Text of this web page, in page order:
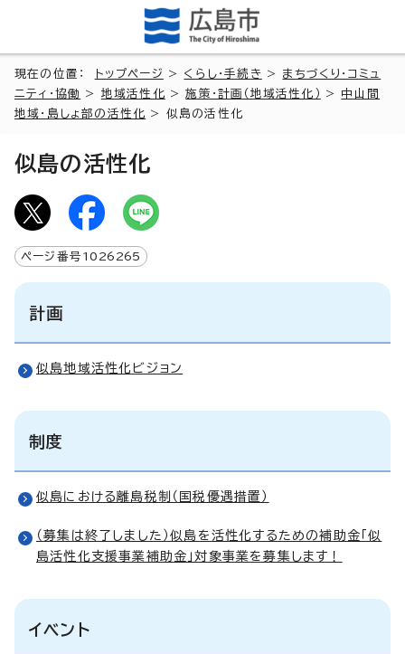
現在の位置： トップページ > くらし・手続き > まちづくり・コミュ
ニティ・協働
> 地域活性化 >施策・計画（地域活性化） > 中山間
地域・島しょ部の活性化 > 似島の活性化
似島の活性化
ページ番号 1026265
計画
似島地域活性化ビジョン
制度
似島における離島税制（国税優遇措置）
（募集は終了しました）似島を活性化するための補助金「似
島活性化支援事業補助金」対象事業を募集します！
イベント